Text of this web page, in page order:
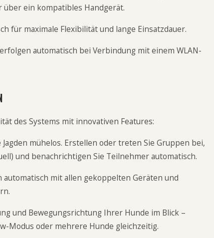
ein kompatibles Handgerät.
für maximale Flexibilität und lange Einsatzdauer.
automatisch bei Verbindung mit einem WLAN-
des Systems mit innovativen Features:
mühelos. Erstellen oder treten Sie Gruppen bei,
und benachrichtigen Sie Teilnehmer automatisch.
mit allen gekoppelten Geräten und
und Bewegungsrichtung Ihrer Hunde im Blick –
Modus oder mehrere Hunde gleichzeitig.